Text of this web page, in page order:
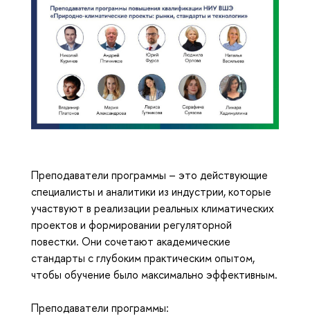
Преподаватели программы – это действующие
специалисты и аналитики из индустрии, которые
участвуют в реализации реальных климатических
проектов и формировании регуляторной
повестки. Они сочетают академические
стандарты с глубоким практическим опытом,
чтобы обучение было максимально эффективным.
Преподаватели программы: